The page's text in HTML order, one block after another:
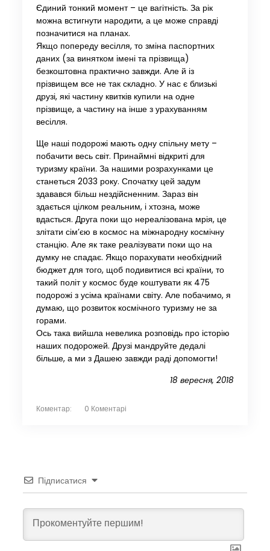
Єдиний тонкий момент – це вагітність. За рік
можна встигнути народити, а це може справді
позначитися на планах.
Якщо попереду весілля, то зміна паспортних
даних (за винятком імені та прізвища)
безкоштовна практично завжди. Але й із
прізвищем все не так складно. У нас є близькі
друзі, які частину квитків купили на одне
прізвище, а частину на інше з урахуванням
весілля.
Ще наші подорожі мають одну спільну мету –
побачити весь світ. Принаймні відкриті для
туризму країни. За нашими розрахунками це
станеться 2033 року. Спочатку цей задум
здавався більш нездійсненним. Зараз він
здається цілком реальним, і хтозна, може
вдасться. Друга поки що нереалізована мрія, це
злітати сім’єю в космос на міжнародну космічну
станцію. Але як таке реалізувати поки що на
думку не спадає. Якщо порахувати необхідний
бюджет для того, щоб подивитися всі країни, то
такий політ у космос буде коштувати як 475
подорожі з усіма країнами світу. Але побачимо, я
думаю, що розвиток космічного туризму не за
горами.
Ось така вийшла невелика розповідь про історію
наших подорожей. Друзі мандруйте дедалі
більше, а ми з Дашею завжди раді допомогти!
18 вересня, 2018
Коментар: 0 Коментарі
Підписатися